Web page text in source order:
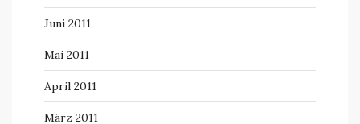
Juni 2011
Mai 2011
April 2011
März 2011